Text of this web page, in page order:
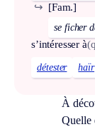
[Fam.]
↪
se ficher
s’intéresser à
détester haïr
À
Quelle